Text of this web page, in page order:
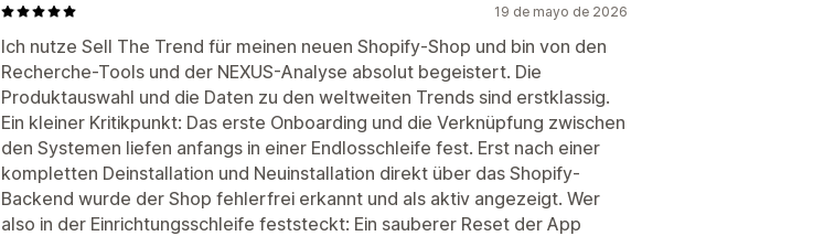
19 de mayo de 2026
Ich nutze Sell The Trend für meinen neuen Shopify-Shop und bin von den
Recherche-Tools und der NEXUS-Analyse absolut begeistert. Die
Produktauswahl und die Daten zu den weltweiten Trends sind erstklassig.
Ein kleiner Kritikpunkt: Das erste Onboarding und die Verknüpfung zwischen
den Systemen liefen anfangs in einer Endlosschleife fest. Erst nach einer
kompletten Deinstallation und Neuinstallation direkt über das Shopify-
Backend wurde der Shop fehlerfrei erkannt und als aktiv angezeigt. Wer
also in der Einrichtungsschleife feststeckt: Ein sauberer Reset der App